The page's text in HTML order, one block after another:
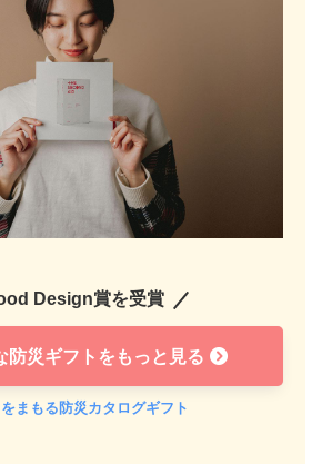
Design賞を受賞
防災ギフトをもっと見る
まもる防災カタログギフト